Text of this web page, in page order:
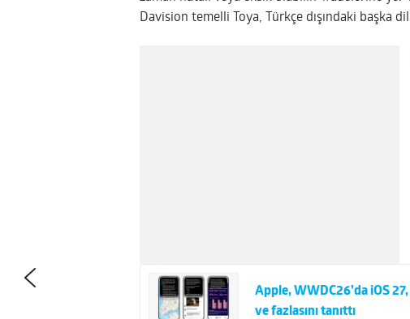
Davision temelli Toya, Türkçe dışındaki başka
Apple, WWDC26’da iOS
ve fazlasını tanıttı